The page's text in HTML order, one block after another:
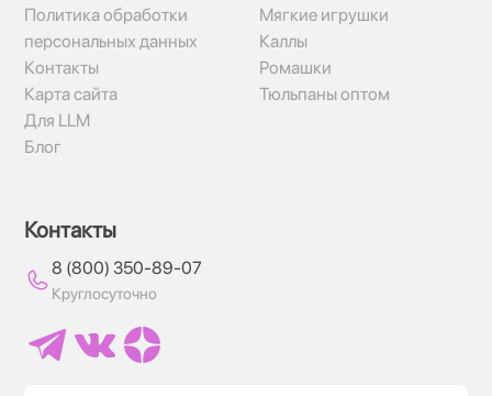
Политика обработки
персональных данных
Контакты
Карта сайта
Для LLM
Блог
Мягкие игрушки
Каллы
Ромашки
Тюльпаны оптом
Контакты
8 (800) 350-89-07
Круглосуточно